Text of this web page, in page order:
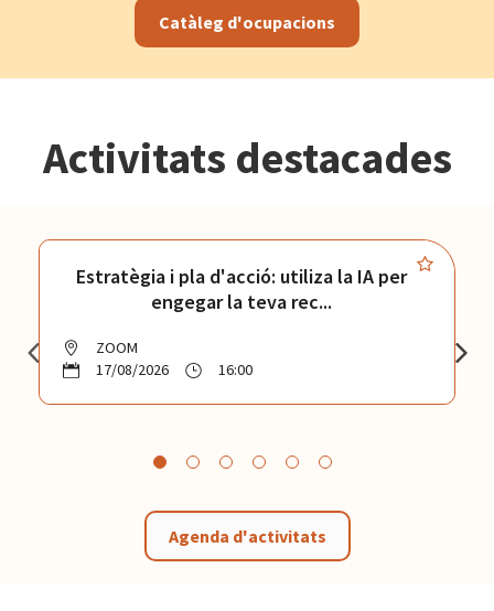
Catàleg d'ocupacions
Activitats destacades
Estratègia i pla d'acció: utiliza la IA per
engegar la teva rec...
ZOOM
17/08/2026
16:00
Agenda d'activitats